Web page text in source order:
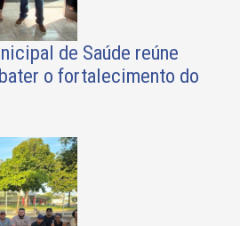
de Saúde reúne
o fortalecimento do